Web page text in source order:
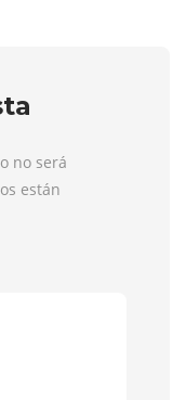
no será
están